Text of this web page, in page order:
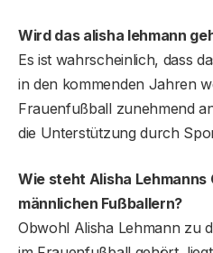
Wird das alisha lehmann
Es ist wahrscheinlich, dass
in den kommenden Jahren
Frauenfußball zunehmend
die Unterstützung durch
Wie steht Alisha Lehmanns
männlichen Fußballern?
Obwohl Alisha Lehmann zu